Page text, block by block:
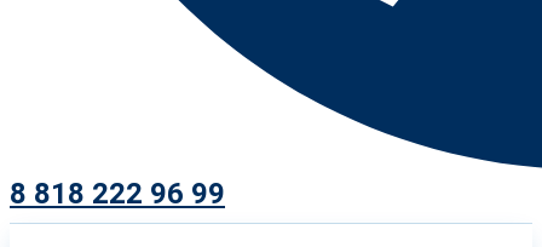
8 818 222 96 99​